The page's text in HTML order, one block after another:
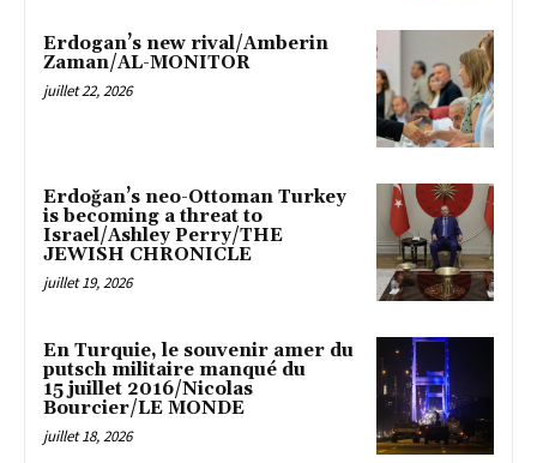
Erdogan’s new rival/Amberin
Zaman/AL-MONITOR
juillet 22, 2026
Erdoğan’s neo-Ottoman Turkey
is becoming a threat to
Israel/Ashley Perry/THE
JEWISH CHRONICLE
juillet 19, 2026
En Turquie, le souvenir amer du
putsch militaire manqué du
15 juillet 2016/Nicolas
Bourcier/LE MONDE
juillet 18, 2026